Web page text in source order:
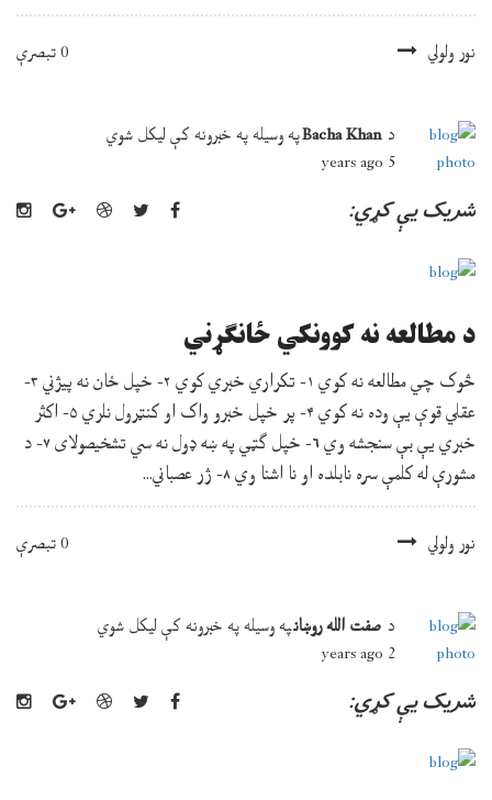
نور ولولي 0 تبصرې
د Bacha Khanپه وسيله پهخبرونهکېليکل شوي
5 years ago
شريک يې کړي:
د مطالعه نه کوونکي ځانګړني
څوک چي مطالعه نه کوي ۱- تکراري خبري کوي ۲- خپل ځان نه پیژني ۳-
عقلي قوې یې وده نه کوي ۴- پر خپل خبرو واک او کنټرول نلري ۵- اکثر
خبري یې بې سنجشه وي ۶- خپل ګټي په ښه ډول نه سي تشخیصولای ۷- د
مشورې له کلمې سره نابلده او نا اشنا وي ۸- ژر عصباني...
نور ولولي 0 تبصرې
د صفت الله روښانپه وسيله پهخبرونهکېليکل شوي
2 years ago
شريک يې کړي: